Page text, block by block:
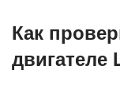
Как
двигателе